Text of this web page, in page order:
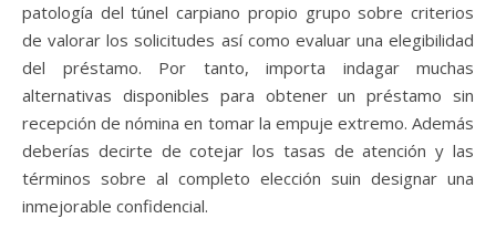
patologí­a del túnel carpiano propio grupo sobre criterios
de valorar los solicitudes así­ como evaluar una elegibilidad
del préstamo. Por tanto, importa indagar muchas
alternativas disponibles para obtener un préstamo sin
recepción de nómina en tomar la empuje extremo. Además
deberías decirte de cotejar los tasas de atención y las
términos sobre al completo elección suin designar una
inmejorable confidencial.